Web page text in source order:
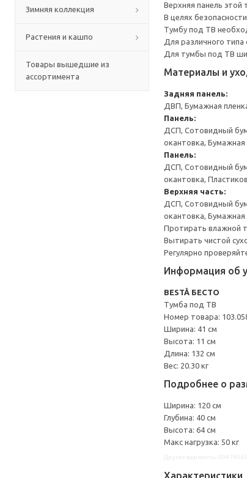
Зимняя коллекция
Растения и кашпо
Товары вышедшие из
ассортимента
Верхняя панель этой
В целях
Тумбу под ТВ
Для различного
Для тумбы под ТВ
Материалы и
Задняя панель:
ДВП, Бумажная
Панель:
ДСП, Сотовидный
окантовка, Бумажная
Панель:
ДСП, Сотовидный
окантовка,
Верхняя часть:
ДСП, Сотовидный
окантовка, Бумажная
Протирать влажной
Вытирать чистой
Регулярно
Информация об
BESTÅ БЕСТО
Тумба под ТВ
Номер товара:
Ширина: 41 см
Высота: 11 см
Длина: 132 см
Вес: 20.30 кг
Подробнее о
Ширина: 120 см
Глубина: 40 см
Высота: 64 см
Макс нагрузка: 50 кг
Характеристики